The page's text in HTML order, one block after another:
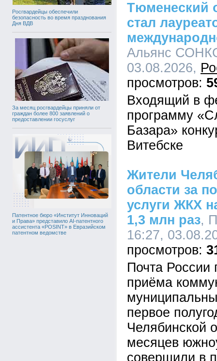
Росгвардейцы обеспечили
безопасность во время празднования
Дня ВДВ
За месяц росгвардейцы приняли от
граждан более 800 заявлений о
предоставлении госуслуг
Патентное бюро «Институт Инноваций
и Права» представило AI-патентного
ассистента «POSINT» в Евразийском
патентном ведомстве
Тюменеский
стал
Альянс
03.08.2026,
Входящий в
программу
Базара»
Витебске
Жители
области за
услуги ЖКХ
1,3 млн раз,
16:27,
Почта России
приёма
первое
Челябинской
месяцев
совершили в